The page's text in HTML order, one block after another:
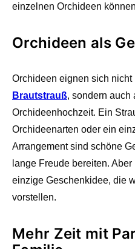
einzelnen Orchideen
Orchideen als
Orchideen eignen sich
Brautstrauß, sondern auch
Orchideenhochzeit. Ein
Orchideenarten oder ein
Arrangement sind schöne
lange Freude bereiten.
einzige Geschenkidee, die
vorstellen.
Mehr Zeit mit